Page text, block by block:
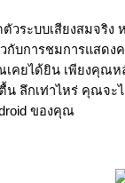
วระบบเสียงสมจริง
บการชมการแสดง
คยได้ยิน เพียงคุณห
ของคุณ